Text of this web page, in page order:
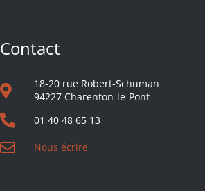
Contact
18-20 rue Robert-Schuman
94227 Charenton-le-Pont
01 40 48 65 13
Nous écrire